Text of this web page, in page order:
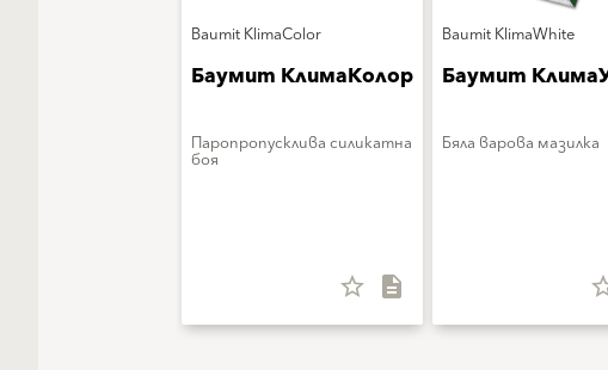
Baumit KlimaColor
Баумит КлимаКолор
Паропропусклива силикатна
боя
star_border description
Baumit KlimaWhite
Баумит
Бяла варова мазилка